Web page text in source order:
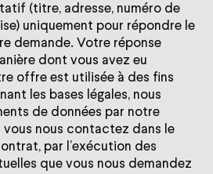
(titre, adresse, numéro de
uniquement pour répondre le
demande. Votre réponse
dont vous avez eu
offre est utilisée à des fins
les bases légales, nous
de données par notre
vous nous contactez dans le
par l’exécution des
que vous nous demandez